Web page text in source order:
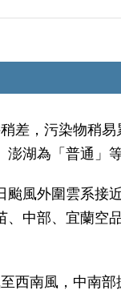
差，污染物稍
湖為「普通」等
颱風外圍雲系
中部、宜蘭
西南風，中南